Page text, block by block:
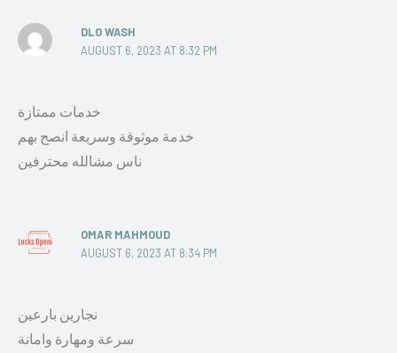
DLO WASH
AUGUST 6, 2023 AT 8:32 PM
خدمات ممتازة
خدمة موثوقة وسريعة انصح بهم
ناس مشالله محترفين
OMAR MAHMOUD
AUGUST 6, 2023 AT 8:34 PM
نجارين بارعين
سرعة ومهارة وامانة